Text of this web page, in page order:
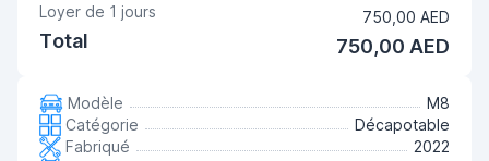
Loyer de 1 jours 750,00 AED
Total 750,00 AED
Modèle
M8
Catégorie
Décapotable
Fabriqué
2022